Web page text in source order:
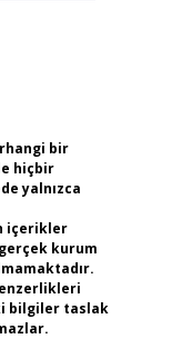
bir
hiçbir
yalnızca
içerikler
kurum
bilgiler taslak